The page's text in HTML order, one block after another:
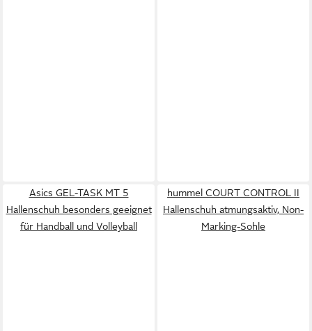
Asics GEL-TASK MT 5
Hallenschuh besonders geeignet
für Handball und Volleyball
hummel COURT CONTROL II
Hallenschuh atmungsaktiv, Non-
Marking-Sohle